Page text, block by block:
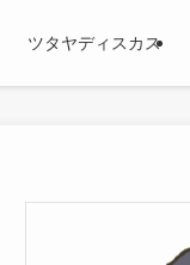
ツタヤディスカス